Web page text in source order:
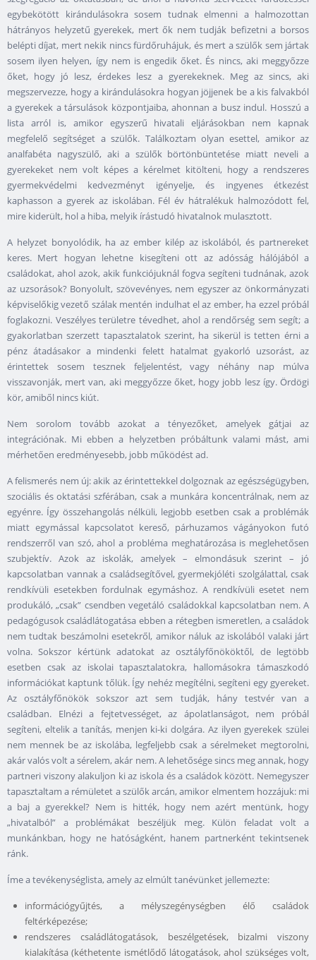
egybekötött kirándulásokra sosem tudnak elmenni a halmozottan
hátrányos helyzetű gyerekek, mert ők nem tudják befizetni a borsos
belépti díjat, mert nekik nincs fürdőruhájuk, és mert a szülők sem jártak
sosem ilyen helyen, így nem is engedik őket. És nincs, aki meggyőzze
őket, hogy jó lesz, érdekes lesz a gyerekeknek. Meg az sincs, aki
megszervezze, hogy a kirándulásokra hogyan jöjjenek be a kis falvakból
a gyerekek a társulások központjaiba, ahonnan a busz indul. Hosszú a
lista arról is, amikor egyszerű hivatali eljárásokban nem kapnak
megfelelő segítséget a szülők. Találkoztam olyan esettel, amikor az
analfabéta nagyszülő, aki a szülők börtönbüntetése miatt neveli a
gyerekeket nem volt képes a kérelmet kitölteni, hogy a rendszeres
gyermekvédelmi kedvezményt igényelje, és ingyenes étkezést
kaphasson a gyerek az iskolában. Fél év hátralékuk halmozódott fel,
mire kiderült, hol a hiba, melyik írástudó hivatalnok mulasztott.
A helyzet bonyolódik, ha az ember kilép az iskolából, és partnereket
keres. Mert hogyan lehetne kisegíteni ott az adósság hálójából a
családokat, ahol azok, akik funkciójuknál fogva segíteni tudnának, azok
az uzsorások? Bonyolult, szövevényes, nem egyszer az önkormányzati
képviselőkig vezető szálak mentén indulhat el az ember, ha ezzel próbál
foglakozni. Veszélyes területre tévedhet, ahol a rendőrség sem segít; a
gyakorlatban szerzett tapasztalatok szerint, ha sikerül is tetten érni a
pénz átadásakor a mindenki felett hatalmat gyakorló uzsorást, az
érintettek sosem tesznek feljelentést, vagy néhány nap múlva
visszavonják, mert van, aki meggyőzze őket, hogy jobb lesz így. Ördögi
kör, amiből nincs kiút.
Nem sorolom tovább azokat a tényezőket, amelyek gátjai az
integrációnak. Mi ebben a helyzetben próbáltunk valami mást, ami
mérhetően eredményesebb, jobb működést ad.
A felismerés nem új: akik az érintettekkel dolgoznak az egészségügyben,
szociális és oktatási szférában, csak a munkára koncentrálnak, nem az
egyénre. Így összehangolás nélküli, legjobb esetben csak a problémák
miatt egymással kapcsolatot kereső, párhuzamos vágányokon futó
rendszerről van szó, ahol a probléma meghatározása is meglehetősen
szubjektív. Azok az iskolák, amelyek – elmondásuk szerint – jó
kapcsolatban vannak a családsegítővel, gyermekjóléti szolgálattal, csak
rendkívüli esetekben fordulnak egymáshoz. A rendkívüli esetet nem
produkáló, „csak” csendben vegetáló családokkal kapcsolatban nem. A
pedagógusok családlátogatása ebben a rétegben ismeretlen, a családok
nem tudtak beszámolni esetekről, amikor náluk az iskolából valaki járt
volna. Sokszor kértünk adatokat az osztályfőnököktől, de legtöbb
esetben csak az iskolai tapasztalatokra, hallomásokra támaszkodó
információkat kaptunk tőlük. Így nehéz megítélni, segíteni egy gyereket.
Az osztályfőnökök sokszor azt sem tudják, hány testvér van a
családban. Elnézi a fejtetvességet, az ápolatlanságot, nem próbál
segíteni, eltelik a tanítás, menjen ki-ki dolgára. Az ilyen gyerekek szülei
nem mennek be az iskolába, legfeljebb csak a sérelmeket megtorolni,
akár valós volt a sérelem, akár nem. A lehetősége sincs meg annak, hogy
partneri viszony alakuljon ki az iskola és a családok között. Nemegyszer
tapasztaltam a rémületet a szülők arcán, amikor elmentem hozzájuk: mi
a baj a gyerekkel? Nem is hitték, hogy nem azért mentünk, hogy
„hivatalból” a problémákat beszéljük meg. Külön feladat volt a
munkánkban, hogy ne hatóságként, hanem partnerként tekintsenek
ránk.
Íme a tevékenységlista, amely az elmúlt tanévünket jellemezte:
információgyűjtés, a mélyszegénységben élő családok
feltérképezése;
rendszeres családlátogatások, beszélgetések, bizalmi viszony
kialakítása (kéthetente ismétlődő látogatások, ahol szükséges volt,